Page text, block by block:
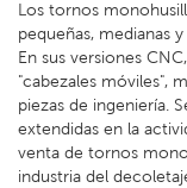
Los tornos
pequeñas, medianas
En sus versiones
"cabezales móviles",
piezas de ingeniería.
extendidas en la
venta de tornos
industria del